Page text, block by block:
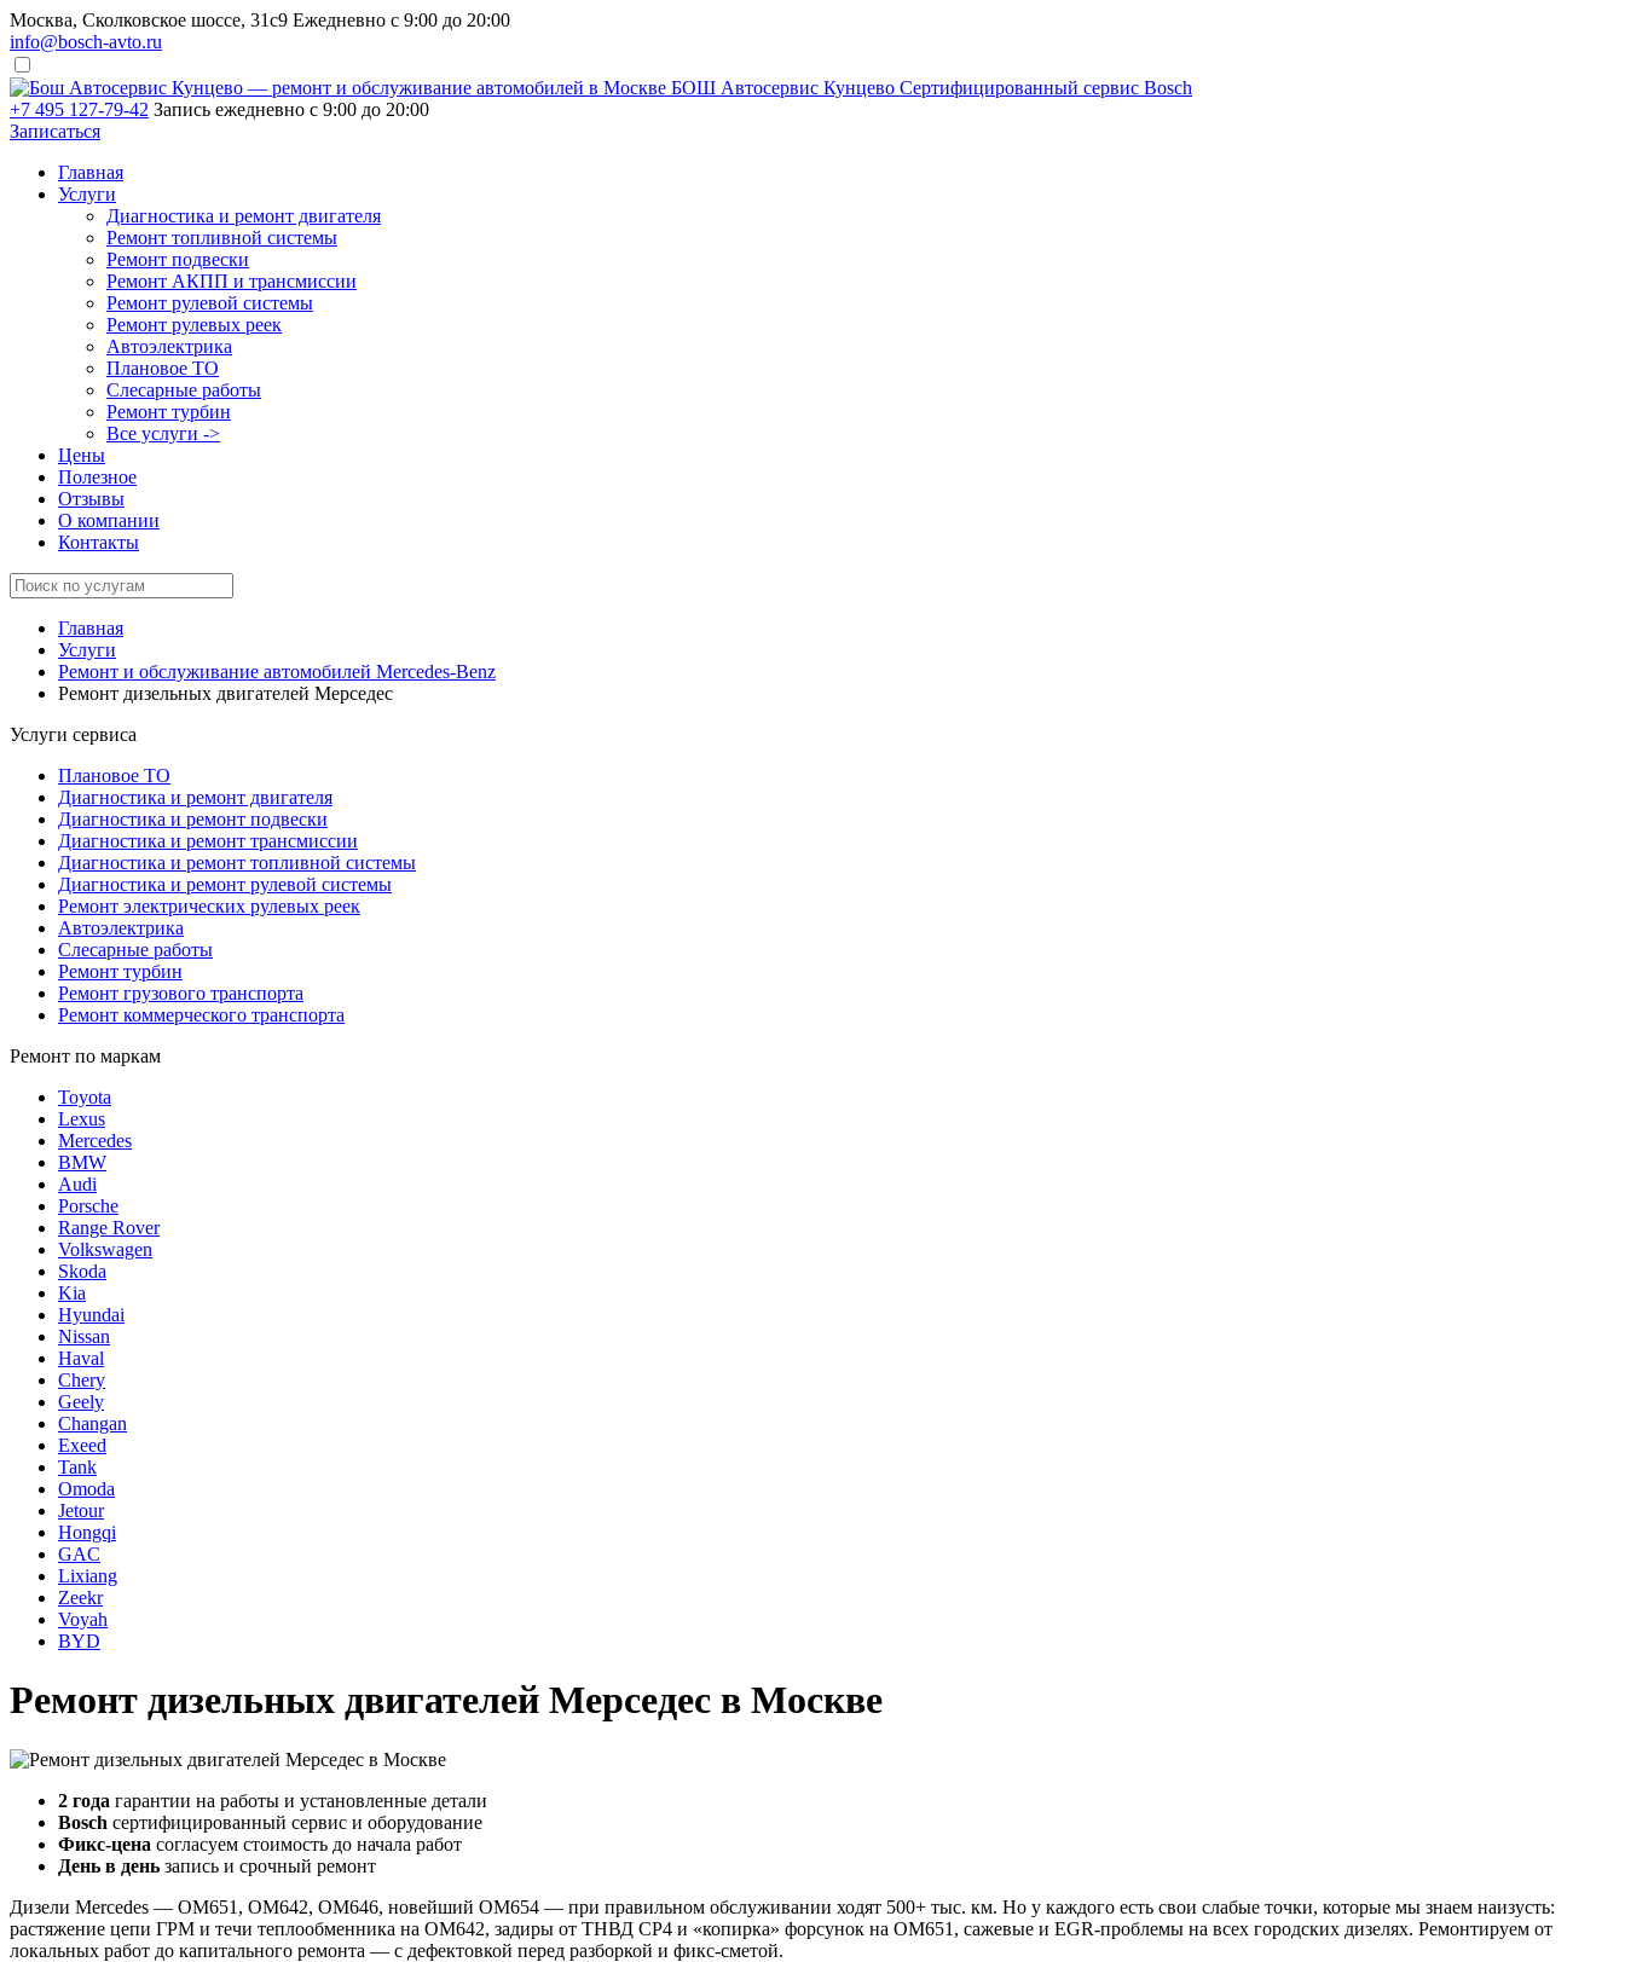
Москва, Сколковское шоссе, 31с9 Ежедневно с 9:00 до 20:00
info@bosch-avto.ru
БОШ Автосервис Кунцево Сертифицированный сервис Bosch
+7 495 127-79-42 Запись ежедневно с 9:00 до 20:00
Записаться
Главная
Услуги
Диагностика и ремонт двигателя
Ремонт топливной системы
Ремонт подвески
Ремонт АКПП и трансмиссии
Ремонт рулевой системы
Ремонт рулевых реек
Автоэлектрика
Плановое ТО
Слесарные работы
Ремонт турбин
Все услуги ->
Цены
Полезное
Отзывы
О компании
Контакты
Главная
Услуги
Ремонт и обслуживание автомобилей Mercedes-Benz
Ремонт дизельных двигателей Мерседес
Услуги сервиса
Плановое ТО
Диагностика и ремонт двигателя
Диагностика и ремонт подвески
Диагностика и ремонт трансмиссии
Диагностика и ремонт топливной системы
Диагностика и ремонт рулевой системы
Ремонт электрических рулевых реек
Автоэлектрика
Слесарные работы
Ремонт турбин
Ремонт грузового транспорта
Ремонт коммерческого транспорта
Ремонт по маркам
Toyota
Lexus
Mercedes
BMW
Audi
Porsche
Range Rover
Volkswagen
Skoda
Kia
Hyundai
Nissan
Haval
Chery
Geely
Changan
Exeed
Tank
Omoda
Jetour
Hongqi
GAC
Lixiang
Zeekr
Voyah
BYD
Ремонт дизельных двигателей Мерседес в Москве
2 года гарантии на работы и установленные детали
Bosch сертифицированный сервис и оборудование
Фикс-цена согласуем стоимость до начала работ
День в день запись и срочный ремонт
Дизели Mercedes — OM651, OM642, OM646, новейший OM654 — при правильном обслуживании ходят 500+ тыс. км. Но у каждого есть свои слабые точки, которые мы знаем наизусть:
растяжение цепи ГРМ и течи теплообменника на OM642, задиры от ТНВД CP4 и «копирка» форсунок на OM651, сажевые и EGR-проблемы на всех городских дизелях. Ремонтируем от
локальных работ до капитального ремонта — с дефектовкой перед разборкой и фикс-сметой.